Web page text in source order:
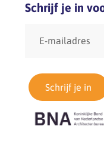
Schrijf je in
mailadres
Schrijf je in